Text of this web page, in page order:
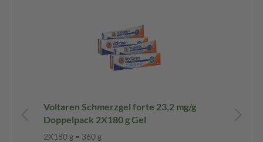
Voltaren Schmerzgel forte 23,2 mg/g
Doppelpack 2X180 g Gel
2X180 g = 360 g